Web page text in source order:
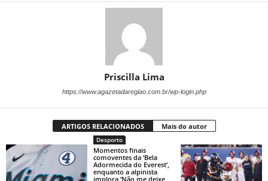
Priscilla Lima
https://www.agazetadaregiao.com.br/wp-login.php
ARTIGOS RELACIONADOS Mais do autor
Desporto
Momentos finais
comoventes da ‘Bela
Adormecida do Everest’,
enquanto a alpinista
implora ‘Não me deixe